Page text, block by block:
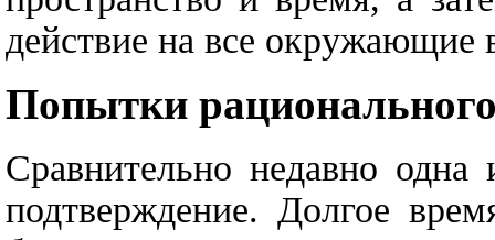
действие на все окружающие
Попытки
Сравнительно недавно
подтверждение. Долгое